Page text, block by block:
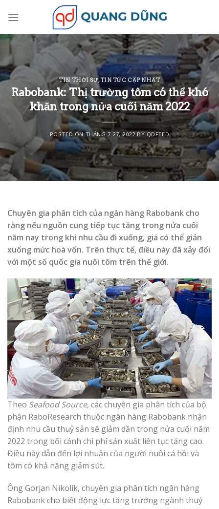
TIN THỜI SỰ,TIN TỨC CẬP NHẬT
Rabobank: Thị trường tôm có thể khó
khăn trong nửa cuối năm 2022
POSTED ONTHÁNG 7 27, 2022BY QDFEED
Chuyên gia phân tích của ngân hàng Rabobank cho
rằng nếu nguồn cung tiếp tục tăng trong nửa cuối
năm nay trong khi nhu cầu đi xuống, giá có thể giản
xuống mức hoà vốn. Trên thực tế, điều này đã xảy đối
với một số quốc gia nuôi tôm trên thế giới.
Theo Seafood Source, các chuyên gia phân tích của bộ
phận RaboResearch thuộc ngân hàng Rabobank nhận
định nhu cầu thuỷ sản sẽ giảm dần trong nửa cuối năm
2022 trong bối cảnh chi phí sản xuất liên tục tăng cao.
Điều này dẫn đến lợi nhuận của người nuôi cá hồi và
tôm có khả năng giảm sút.
Ông Gorjan Nikolik, chuyên gia phân tích ngân hàng
Rabobank cho biết động lực tăng trưởng ngành thuỷ